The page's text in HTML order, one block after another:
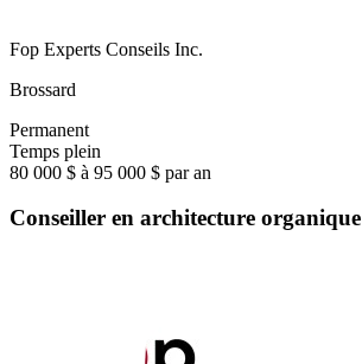
Fop Experts Conseils Inc.
Brossard
Permanent
Temps plein
80 000 $ à 95 000 $ par an
Conseiller en architecture organique